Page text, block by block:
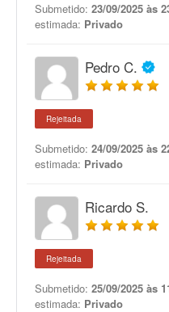
Submetido: 23/09/2025 às
estimada: Privado
Pedro C.
Rejeitada
Submetido: 24/09/2025 às
estimada: Privado
Ricardo S.
Rejeitada
Submetido: 25/09/2025 às
estimada: Privado